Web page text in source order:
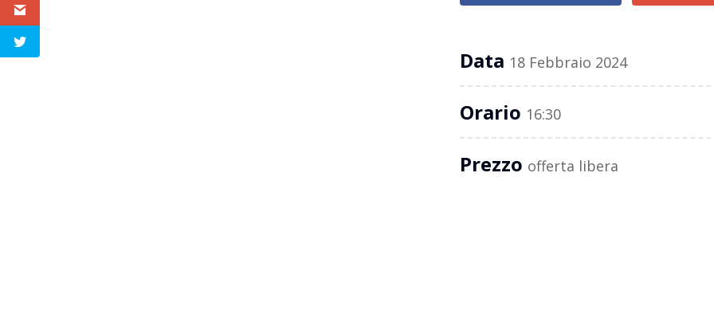
Data 18 Febbraio 2024
Orario 16:30
Prezzo offerta libera